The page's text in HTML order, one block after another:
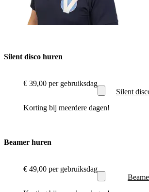
Silent disco huren
€ 39,00 per gebruiksdag
Korting bij meerdere dagen!
Silent
Beamer huren
€ 49,00 per gebruiksdag